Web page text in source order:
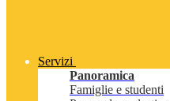
Servizi
Panoramica
Famiglie e studenti